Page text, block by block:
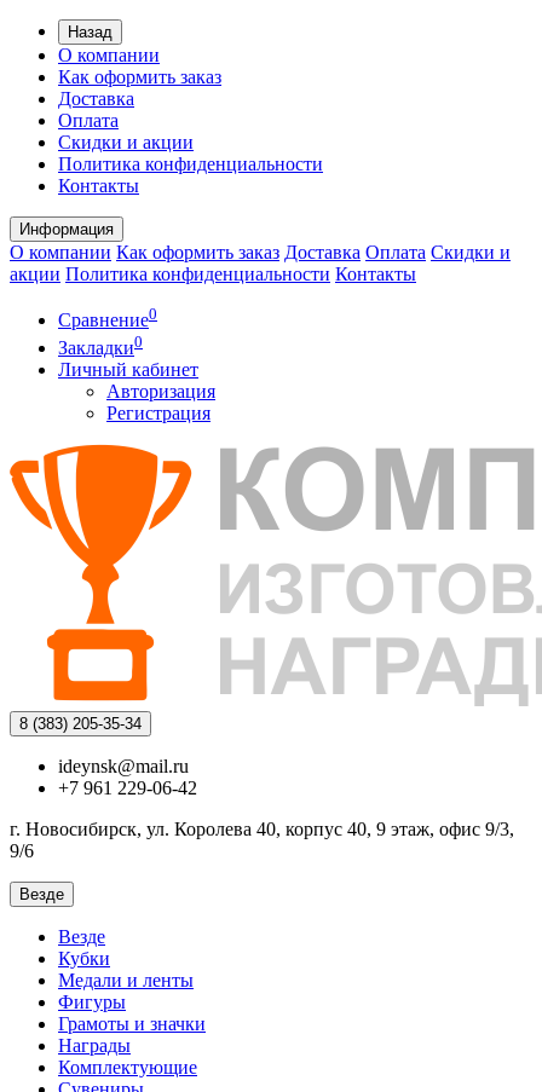
Назад
О компании
Как оформить заказ
Доставка
Оплата
Скидки и акции
Политика конфиденциальности
Контакты
Информация
О компании Как оформить заказ Доставка Оплата Скидки и
акции Политика конфиденциальности Контакты
Сравнение0
Закладки0
Личный кабинет
Авторизация
Регистрация
8 (383) 205-35-34
ideynsk@mail.ru
+7 961 229-06-42
г. Новосибирск, ул. Королева 40, корпус 40, 9 этаж, офис 9/3,
9/6
Везде
Везде
Кубки
Медали и ленты
Фигуры
Грамоты и значки
Награды
Комплектующие